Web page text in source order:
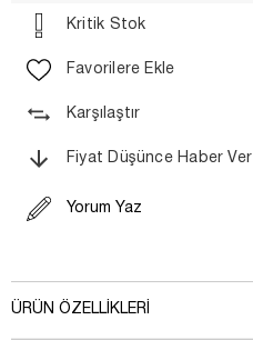
Kritik Stok
Favorilere Ekle
Karşılaştır
Fiyat Düşünce Haber Ver
Yorum Yaz
ÜRÜN ÖZELLIKLERI